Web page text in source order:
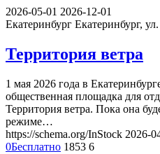
2026-05-01 2026-12-01
Екатеринбург Екатеринбург,
Территория ветра
1 мая 2026 года в
общественная площадка для
Территория ветра. Пока она
режиме…
https://schema.org/InStock 2026-
0Бесплатно 1853 6